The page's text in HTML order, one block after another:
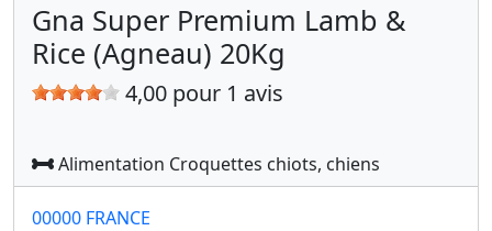
Gna Super Premium Lamb &
Rice (Agneau) 20Kg
4,00 pour 1 avis
Alimentation Croquettes chiots, chiens
00000 FRANCE